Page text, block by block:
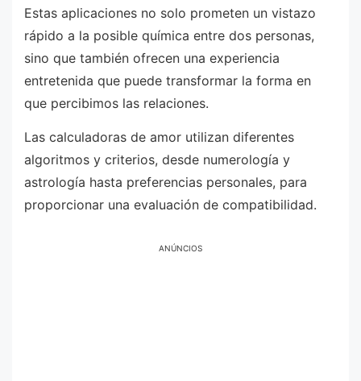
Estas aplicaciones no solo prometen un vistazo
rápido a la posible química entre dos personas,
sino que también ofrecen una experiencia
entretenida que puede transformar la forma en
que percibimos las relaciones.
Las calculadoras de amor utilizan diferentes
algoritmos y criterios, desde numerología y
astrología hasta preferencias personales, para
proporcionar una evaluación de compatibilidad.
ANÚNCIOS